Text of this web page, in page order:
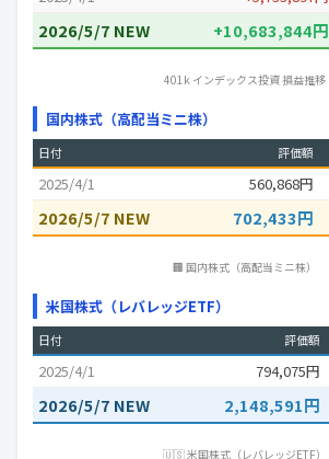
2026/5/7 NEW +10,683,844円
401k インデックス投資 損益推移
国内株式（高配当ミニ株）
日付 評価額
2025/4/1 560,868円
2026/5/7 NEW 702,433円
🏢 国内株式（高配当ミニ株）
米国株式（レバレッジETF）
日付 評価額
2025/4/1 794,075円
2026/5/7 NEW 2,148,591円
🇺🇸 米国株式（レバレッジETF）